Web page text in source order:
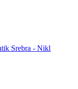
Srebra - Nikl